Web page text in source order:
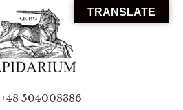
+48 504008386
TRANSLATE